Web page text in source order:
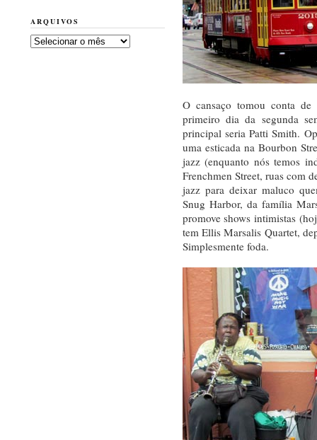
O cansaço tomou conta
primeiro dia da segunda
principal seria Patti Smith.
uma esticada na Bourbon
jazz (enquanto nós temos
Frenchmen Street, ruas com
jazz para deixar maluco
Snug Harbor, da família
promove shows intimistas
tem Ellis Marsalis Quartet,
Simplesmente foda.
ARQUIVOS
Arquivos